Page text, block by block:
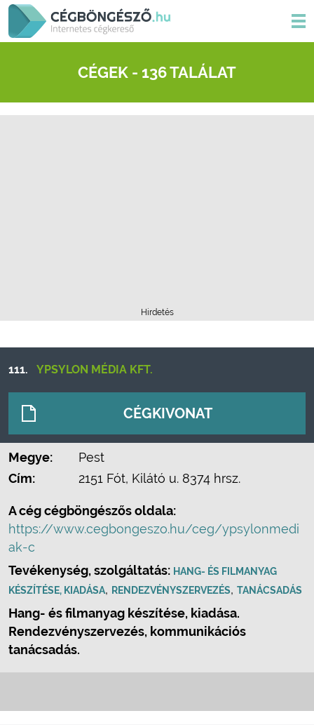
CÉGEK - 136 TALÁLAT
Hirdetés
111. YPSYLON MÉDIA KFT.
CÉGKIVONAT
Megye:
Pest
Cím:
2151 Fót, Kilátó u. 8374 hrsz.
A cég cégböngészős oldala:
https://www.cegbongeszo.hu/ceg/ypsylonmedi
ak-c
Tevékenység, szolgáltatás: HANG- ÉS FILMANYAG
KÉSZÍTÉSE, KIADÁSA, RENDEZVÉNYSZERVEZÉS, TANÁCSADÁS
Hang- és filmanyag készítése, kiadása.
Rendezvényszervezés, kommunikációs
tanácsadás.